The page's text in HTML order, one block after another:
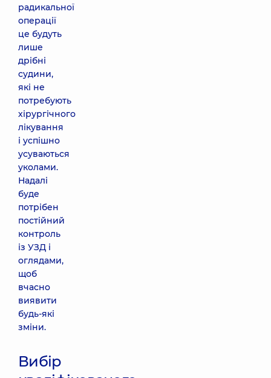
радикальної
операції
це будуть
лише
дрібні
судини,
які не
потребують
хірургічного
лікування
і успішно
усуваються
уколами.
Надалі
буде
потрібен
постійний
контроль
із УЗД і
оглядами,
щоб
вчасно
виявити
будь-які
зміни.
Вибір